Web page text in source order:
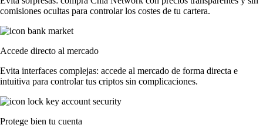
comisiones ocultas para controlar los costes de tu cartera.
Accede directo al mercado
Evita interfaces complejas: accede al mercado de forma directa e
intuitiva para controlar tus criptos sin complicaciones.
Protege bien tu cuenta